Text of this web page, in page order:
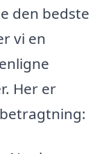
den bedste
vi en
Her er